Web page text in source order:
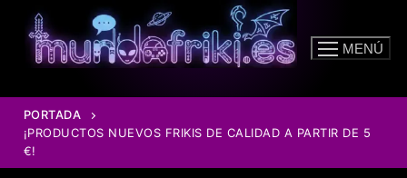
contenido
MENÚ
PORTADA
¡PRODUCTOS NUEVOS FRIKIS DE CALIDAD A PARTIR DE 5
€!